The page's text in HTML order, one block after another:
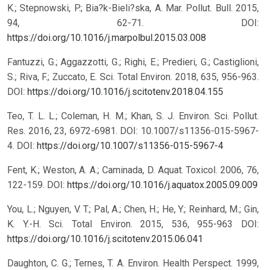
K.; Stepnowski, P.; Bia?k-Bieli?ska, A. Mar. Pollut. Bull. 2015,
94, 62-71. DOI:
https://doi.org/10.1016/j.marpolbul.2015.03.008
Fantuzzi, G.; Aggazzotti, G.; Righi, E.; Predieri, G.; Castiglioni,
S.; Riva, F.; Zuccato, E. Sci. Total Environ. 2018, 635, 956-963.
DOI: https://doi.org/10.1016/j.scitotenv.2018.04.155
Teo, T. L. L.; Coleman, H. M.; Khan, S. J. Environ. Sci. Pollut.
Res. 2016, 23, 6972-6981. DOI: 10.1007/s11356-015-5967-
4. DOI: https://doi.org/10.1007/s11356-015-5967-4
Fent, K.; Weston, A. A.; Caminada, D. Aquat. Toxicol. 2006, 76,
122-159. DOI: https://doi.org/10.1016/j.aquatox.2005.09.009
You, L.; Nguyen, V. T.; Pal, A.; Chen, H.; He, Y.; Reinhard, M.; Gin,
K. Y.-H. Sci. Total Environ. 2015, 536, 955-963 DOI:
https://doi.org/10.1016/j.scitotenv.2015.06.041
Daughton, C. G.; Ternes, T. A. Environ. Health Perspect. 1999,